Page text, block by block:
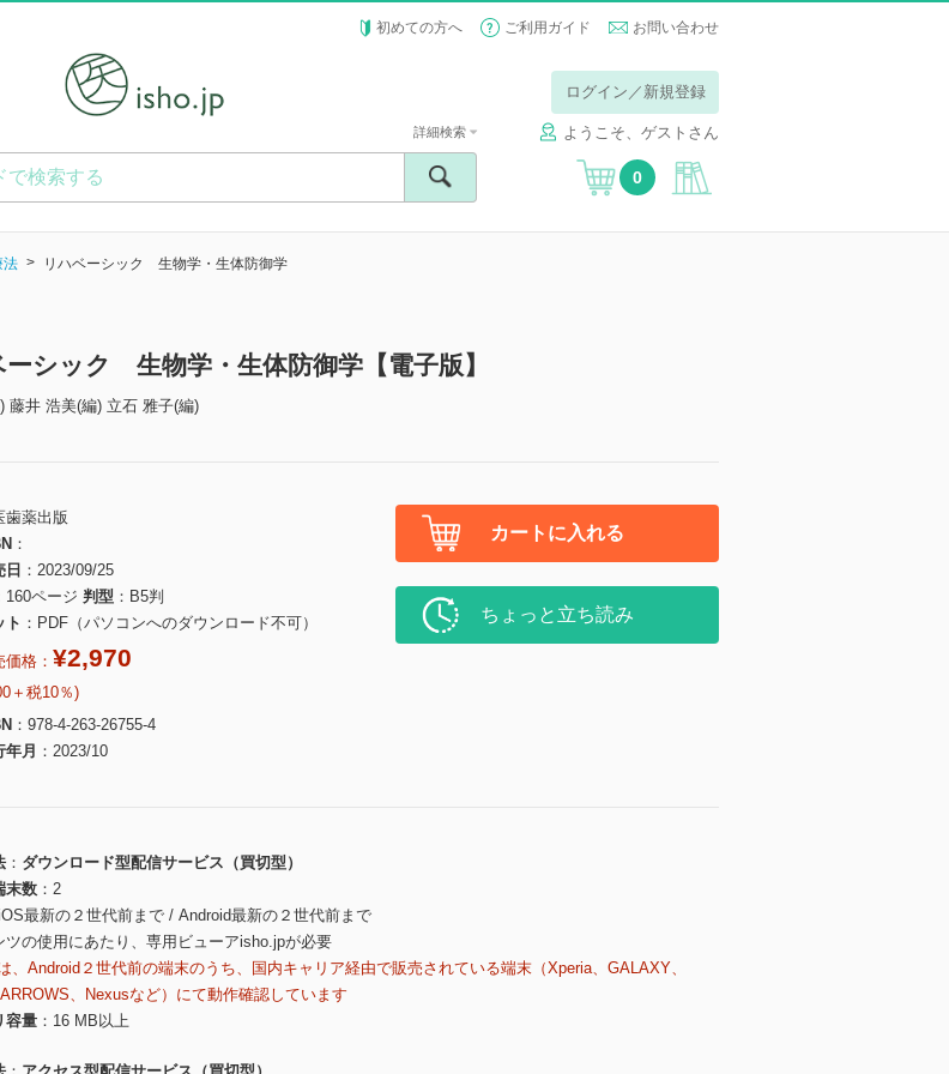
初めての方へ ご利用ガイド お問い合わせ
ログイン／新規登録
ようこそ、ゲストさん
詳細検索
0
法 リハベーシック 生物学・生体防御学
ーシック 生物学・生体防御学【電子版】
藤井 浩美(編) 立石 雅子(編)
歯薬出版
日
2023/09/25
160ページ 判型
B5判
ト
PDF（パソコンへのダウンロード不可）
格： ¥2,970
＋税10％)
978-4-263-26755-4
年月
2023/10
カートに入れる
ちょっと立ち読み
ダウンロード型配信サービス（買切型）
末数
2
最新の２世代前まで / Android最新の２世代前まで
の使用にあたり、専用ビューアisho.jpが必要
、Android２世代前の端末のうち、国内キャリア経由で販売されている端末（Xperia、GALAXY、
、Nexusなど）にて動作確認しています
容量
16 MB以上